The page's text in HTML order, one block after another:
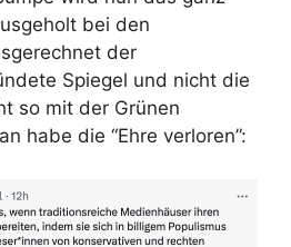
bei den
der
Spiegel und nicht die
so mit der Grünen
habe die “Ehre verloren”: